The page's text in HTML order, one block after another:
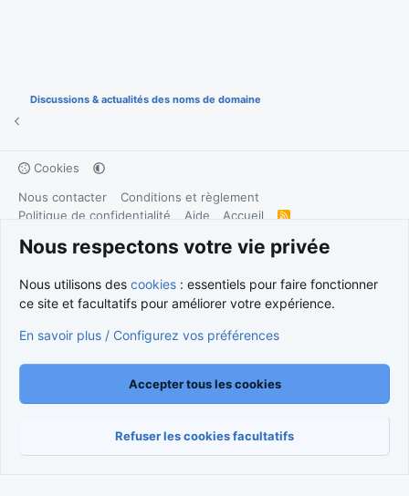
Discussions & actualités des noms de domaine
Cookies
Nous contacter
Conditions et règlement
Politique de confidentialité
Aide Accueil
R
S
Community platform by XenForo®
© 2010-2026 XenForo Ltd.
Nous respectons votre vie privée
Nous utilisons des cookies : essentiels pour faire fonctionner
ce site et facultatifs pour améliorer votre expérience.
En savoir plus / Configurez vos préférences
Accepter tous les cookies
Refuser les cookies facultatifs